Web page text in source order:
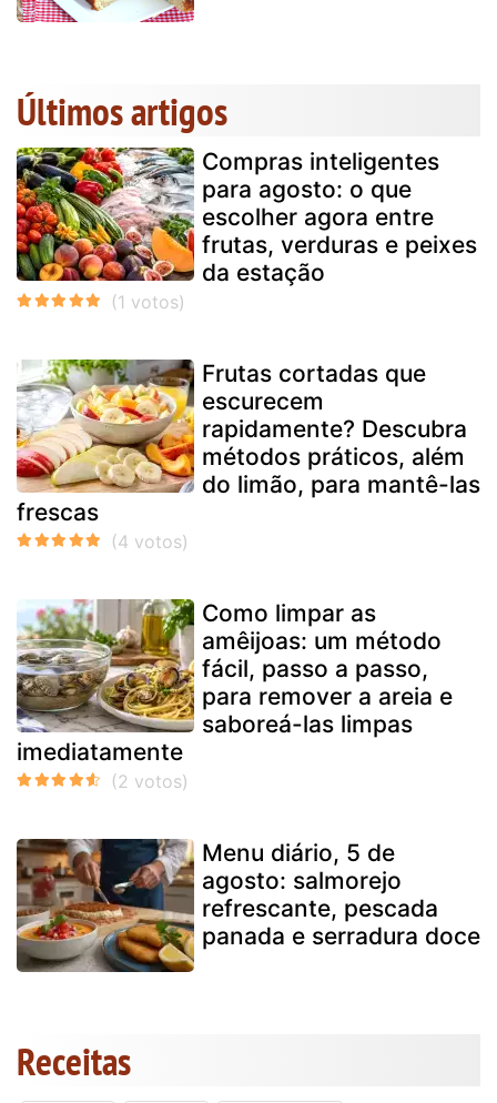
Últimos artigos
Compras inteligentes
para agosto: o que
escolher agora entre
frutas, verduras e peixes
da estação
Frutas cortadas que
escurecem
rapidamente? Descubra
métodos práticos, além
do limão, para mantê-las
frescas
Como limpar as
amêijoas: um método
fácil, passo a passo,
para remover a areia e
saboreá-las limpas
imediatamente
Menu diário, 5 de
agosto: salmorejo
refrescante, pescada
panada e serradura doce
Receitas